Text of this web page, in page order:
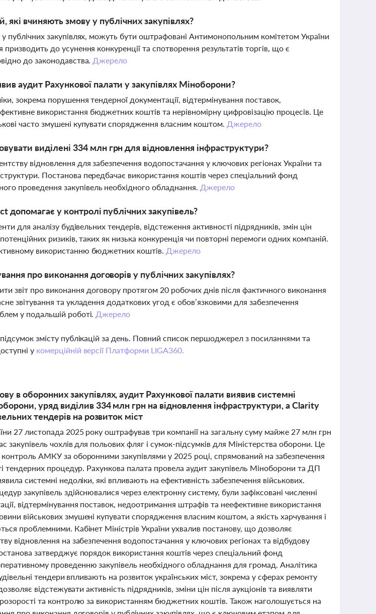
які вчиняють змову у публічних закупівлях?
у публічних закупівлях, можуть бути оштрафовані Антимонопольним комітетом України
до усунення конкуренції та спотворення результатів торгів, що є
до законодавства. Джерело
аудит Рахункової палати у закупівлях Міноборони?
зокрема порушення тендерної документації, відтермінування поставок,
використання бюджетних коштів та нерівномірну цифровізацію процесів. Це
часто змушені купувати спорядження власним коштом. Джерело
виділені 334 млн грн для відновлення інфраструктури?
відновлення для забезпечення водопостачання у ключових регіонах України та
Постанова передбачає використання коштів через спеціальний фонд
проведення закупівель необхідного обладнання. Джерело
допомагає у контролі публічних закупівель?
для аналізу будівельних тендерів, відстеження активності підрядників, змін цін
ризиків, таких як низька конкуренція чи повторні перемоги одних компаній.
використанню бюджетних коштів. Джерело
про виконання договорів у публічних закупівлях?
звіт про виконання договору протягом 20 робочих днів після фактичного виконання
звітування та укладення додаткових угод є обов’язковими для забезпечення
у подальшій роботі. Джерело
змісту публікацій за день. Повний список першоджерел з посиланнями та
у комерційній версії Платформи LIGA360.
в оборонних закупівлях, аудит Рахункової палати виявив системні
уряд виділив 334 млн грн на відновлення інфраструктури, а Clarity
тендерів на розвиток міст
27 листопада 2025 року оштрафував три компанії на загальну суму майже 27 млн грн
закупівель чохлів для польових фляг і сумок-підсумків для Міністерства оборони. Це
АМКУ за оборонними закупівлями у 2025 році, спрямований на забезпечення
тендерних процедур. Рахункова палата провела аудит закупівель Міноборони та ДП
системні недоліки, які впливають на ефективність забезпечення військових.
закупівель здійснювалися через електронну систему, були зафіксовані численні
відтермінування поставок, недоотримання штрафів та неефективне використання
військових змушені купувати спорядження власним коштом, а якість харчування і
проблемними. Кабінет Міністрів України ухвалив постанову, що дозволяє
відновлення на забезпечення водопостачання у ключових регіонах та відбудову
затверджує порядок використання коштів через спеціальний фонд
проведенню закупівель необхідного обладнання для громад. Аналітика
тендери впливають на розвиток українських міст, зокрема у сферах ремонту
відстежувати активність підрядників, зміни цін після аукціонів та виявляти
та контролю за використанням бюджетних коштів. Також наголошується на